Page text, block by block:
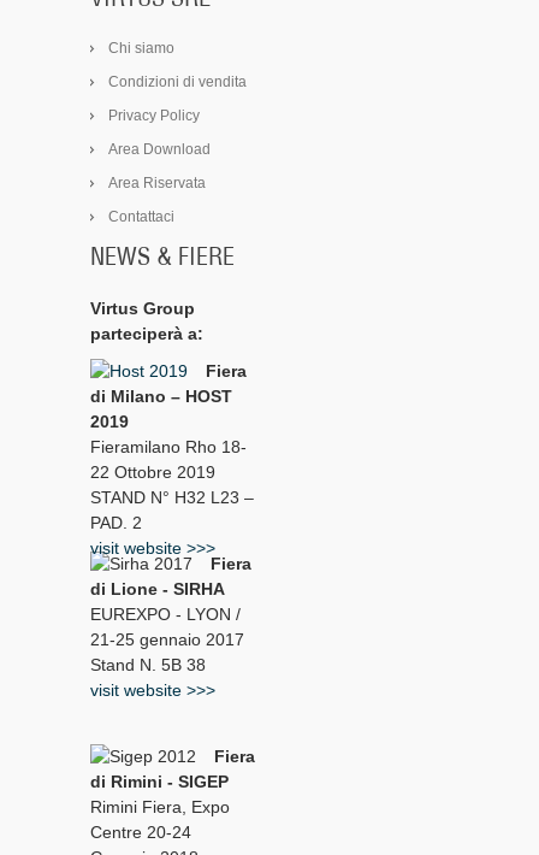
Chi siamo
Condizioni di vendita
Privacy Policy
Area Download
Area Riservata
Contattaci
NEWS & FIERE
Virtus Group
parteciperà a:
Fiera
di Milano – HOST
2019
Fieramilano Rho 18-
22 Ottobre 2019
STAND N° H32 L23 –
PAD. 2
visit website >>>
Fiera
di Lione - SIRHA
EUREXPO - LYON /
21-25 gennaio 2017
Stand N. 5B 38
visit website >>>
Fiera
di Rimini - SIGEP
Rimini Fiera, Expo
Centre 20-24